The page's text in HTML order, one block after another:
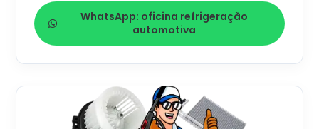
WhatsApp: oficina refrigeração
automotiva